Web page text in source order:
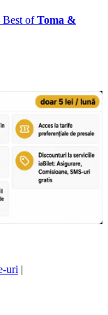
Best ofToma &
uri |